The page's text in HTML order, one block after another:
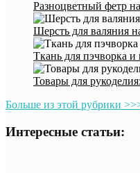
Разноцветный фетр
Шерсть для валяния
Ткань для пэчворка
Товары для
Больше из этой рубрики
Интересные статьи: